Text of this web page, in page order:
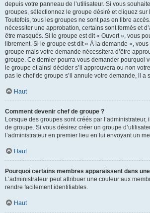
depuis votre panneau de l’utilisateur. Si vous
groupes, sélectionnez le groupe désiré et cliquez sur
Toutefois, tous les groupes ne sont pas en libre
nécessiter une approbation, certains sont fermés et
être masqués. Si le groupe est dit « Ouvert », vous
librement. Si le groupe est dit « À la demande »,
groupe mais votre demande nécessitera d’être
groupe. Ce dernier pourra vous demander pourquoi
le groupe et ainsi décider s’il approuvera ou non
pas le chef de groupe s’il annule votre demande, il a
Haut
Comment devenir chef de groupe ?
Lorsque des groupes sont créés par l’administrateur,
de groupe. Si vous désirez créer un groupe
l’administrateur en premier lieu en lui envoyant un
Haut
Pourquoi certains membres apparaissent dans
L’administrateur peut attribuer une couleur aux
rendre facilement identifiables.
Haut